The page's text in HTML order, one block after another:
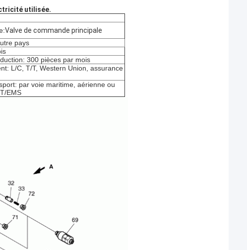
utilisée.
Valve de commande principale
pays
300 pièces par mois
L/C, T/T, Western Union, assurance
par voie maritime, aérienne ou
EMS